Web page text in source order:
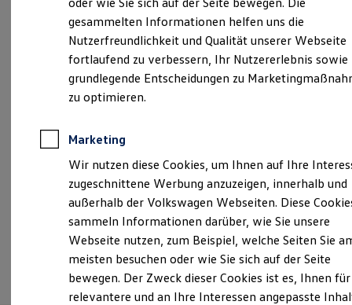
Leasing
Für Privatkunden
Für Gewerbekunden
Versicherungen & Garantien
Garantien
Kfz-Versicherung für Nutzfahrzeuge
Restschuldversicherung
Wartungsverträge
Reparatur & Service
Sommer-Special
Reparatur, Pflege & Inspektion
Servicetermin anfragen
Service-Vorteile bei Volkswagen Nutzfahrzeuge
ServicePlus
Economy Service
Räder & Reifen Service
Ersatzfahrzeuge
Notdienst und Pannenhilfe
Software, Konnektivität & Apps
California App
Franklinstr. 5, 10587 Berlin
nfz-charlottenburg@vw-ab.de
+49 30 89081200
Montag-Freitag 06:00 -20:00 Uhr
Samstag
08:00-14:00 Uhr
Ansprechpartner
Termin vereinbaren
gesammelten Informationen helfen uns die
Nutzerfreundlichkeit und Qualität unserer Webseite
fortlaufend zu verbessern, Ihr Nutzererlebnis sowie
grundlegende Entscheidungen zu
zu optimieren.
Marketing
Wir nutzen diese Cookies, um Ihnen auf Ihre
zugeschnittene Werbung anzuzeigen, innerhalb und
außerhalb der Volkswagen Webseiten. Diese
sammeln Informationen darüber, wie Sie unsere
Webseite nutzen, zum Beispiel, welche Seiten Sie
meisten besuchen oder wie Sie sich auf der Seite
bewegen. Der Zweck dieser Cookies ist es, Ihnen für
relevantere und an Ihre Interessen angepasste